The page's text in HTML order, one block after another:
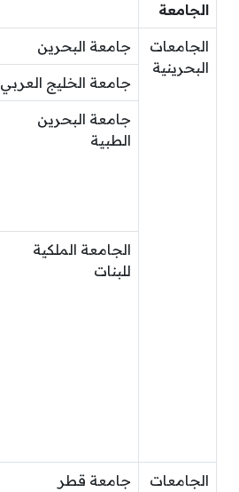
الجامعة
الجامعات
البحرينية
جامعة البحرين
جامعة الخليج العربي
جامعة البحرين
الطبية
الجامعة الملكية
للبنات
الجامعات
جامعة قطر